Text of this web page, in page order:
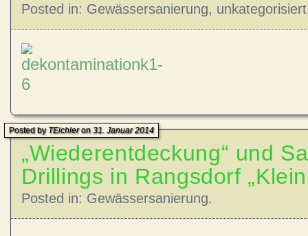
Posted in: Gewässersanierung, unkategorisiert
„Wiederentdeckung“ und
Drillings in Rangsdorf
Posted byTEichleron31. Januar 2014
Posted in: Gewässersanierung.